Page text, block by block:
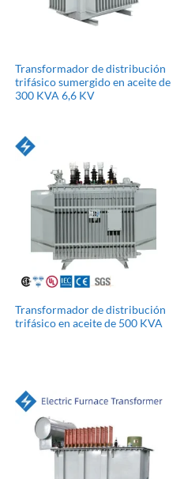
Transformador de distribución
trifásico sumergido en aceite de
300 KVA 6,6 KV
Transformador de distribución
trifásico en aceite de 500 KVA